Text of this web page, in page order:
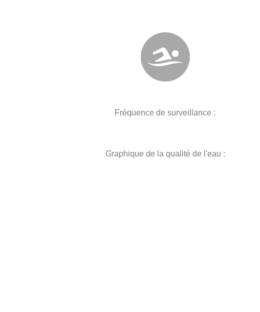
Fréquence de surveillance :
Graphique de la qualité de l'eau :